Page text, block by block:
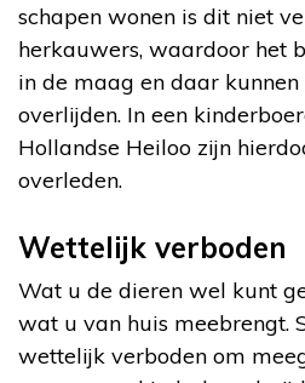
schapen wonen is dit niet
herkauwers, waardoor het
in de maag en daar
overlijden. In een
Hollandse Heiloo zijn
overleden.
Wettelijk verboden
Wat u de dieren wel kunt
wat u van huis meebrengt.
wettelijk verboden om